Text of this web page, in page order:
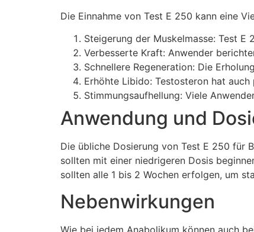
Die Einnahme von Test E 250 kann eine
Steigerung der Muskelmasse: Test
Verbesserte Kraft: Anwender
Schnellere Regeneration: Die
Erhöhte Libido: Testosteron hat
Stimmungsaufhellung: Viele
Anwendung und
Die übliche Dosierung von Test E 250 für
sollten mit einer niedrigeren Dosis
sollten alle 1 bis 2 Wochen erfolgen, um
Nebenwirkungen
Wie bei jedem Anabolikum können auch